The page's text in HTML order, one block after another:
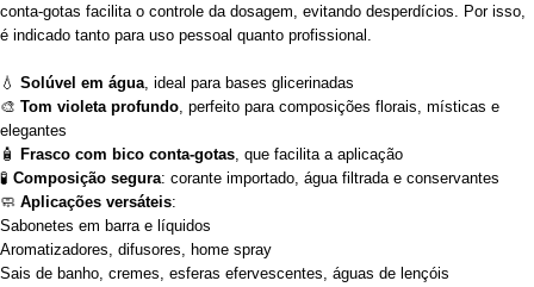
conta-gotas facilita o controle da dosagem, evitando desperdícios. Por isso,
é indicado tanto para uso pessoal quanto profissional.
💧 Solúvel em água, ideal para bases glicerinadas
🎨 Tom violeta profundo, perfeito para composições florais, místicas e
elegantes
🧴
Frasco com bico conta-gotas, que facilita a aplicação
🧪 Composição segura: corante importado, água filtrada e conservantes
🧼 Aplicações versáteis:
Sabonetes em barra e líquidos
Aromatizadores, difusores, home spray
Sais de banho, cremes, esferas efervescentes, águas de lençóis